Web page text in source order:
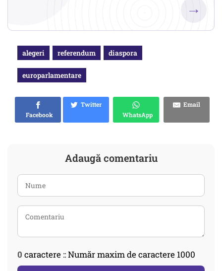
→
alegeri referendum diaspora
europarlamentare
Facebook
Twitter
WhatsApp
Email
Adaugă comentariu
0 caractere :: Număr maxim de caractere 1000